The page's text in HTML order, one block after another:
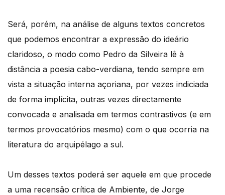
Será, porém, na análise de alguns textos concretos
que podemos encontrar a expressão do ideário
claridoso, o modo como Pedro da Silveira lê à
distância a poesia cabo-verdiana, tendo sempre em
vista a situação interna açoriana, por vezes indiciada
de forma implícita, outras vezes directamente
convocada e analisada em termos contrastivos (e em
termos provocatórios mesmo) com o que ocorria na
literatura do arquipélago a sul.
Um desses textos poderá ser aquele em que procede
a uma recensão crítica de Ambiente, de Jorge